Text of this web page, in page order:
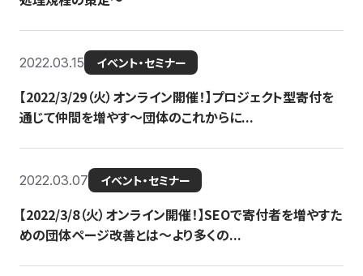
2022.03.15 イベント・セミナー
【2022/3/29（火）オンライン開催！】プロジェクト型寄付を
通じて仲間を増やす～団体のこれからに...
2022.03.07 イベント・セミナー
【2022/3/8（火）オンライン開催！】SEOで寄付者を増やすた
めの団体ページ改善とは～より多くの...